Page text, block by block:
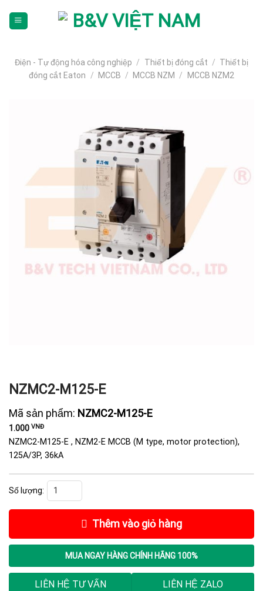
dịch)Điện - Tự động hóa công nghiệp / Thiết bị đóng cắt / Thiết bị
đóng cắt Eaton
/ MCCB / MCCB NZM / MCCB NZM2
NZMC2-M125-E
Mã sản phẩm: NZMC2-M125-E
1.000 VNĐ
NZMC2-M125-E , NZM2-E MCCB (M type, motor protection),
125A/3P, 36kA
NZMC2-M125-E số lượng
Thêm vào giỏ hàng
MUA NGAY HÀNG CHÍNH HÃNG 100%
LIÊN HỆ TƯ VẤN LIÊN HỆ ZALO